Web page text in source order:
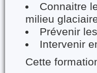
Connaitre
milieu
Prévenir
Intervenir
Cette